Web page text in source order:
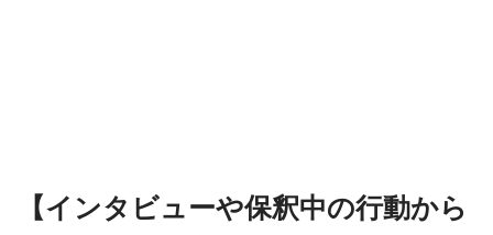
【インタビューや保釈中の行動から